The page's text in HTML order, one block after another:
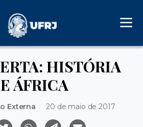
HISTÓRIA
ÁFRICA
Externa 20 de maio de 2017